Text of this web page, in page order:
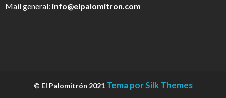
Mail general: info@elpalomitron.com
© El Palomitrón 2021 Tema por Silk Themes